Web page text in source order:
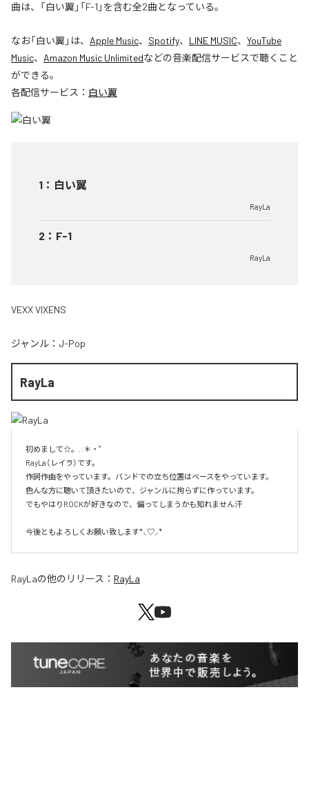
曲は、「白い翼」「F-1」を含む全2曲となっている。
なお「白い翼 」は、 Apple Music、 Spotify、 LINE MUSIC、 YouTube
Music、 Amazon Music Unlimitedなどの音楽配信サービスで聴くこと
ができる。
各配信サービス： 白い翼
1 ： 白い翼
RayLa
2 ： F-1
RayLa
VEXX VIXENS
ジャンル： J-Pop
RayLa
初めまして☆。.:＊・゜
RayLa（レイラ）です。
作詞作曲をやっています。バンドでの立ち位置はベースをやっています。
色んな方に聴いて頂きたいので、ジャンルに拘らずに作っています。
でもやはりROCKが好きなので、偏ってしまうかも知れません汗
今後ともよろしくお願い致します*⸜♡⸝*
RayLaの他のリリース： RayLa